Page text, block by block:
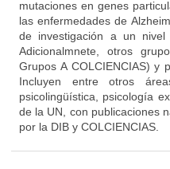
mutaciones en genes
las enfermedades de
de investigación a un nivel
Adicionalmnete, otros
Grupos A COLCIENCIAS) y
Incluyen entre otros
psicolingüística, psicología
de la UN, con publicaciones
por la DIB y COLCIENCIAS.